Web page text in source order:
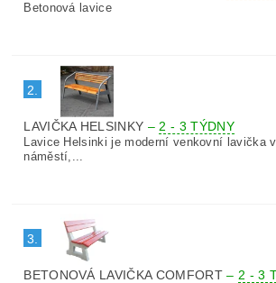
Betonová lavice
2.
LAVIČKA HELSINKY – 2 - 3 TÝDNY
Lavice Helsinki je moderní venkovní lavička
náměstí,...
3.
BETONOVÁ LAVIČKA COMFORT– 2 - 3